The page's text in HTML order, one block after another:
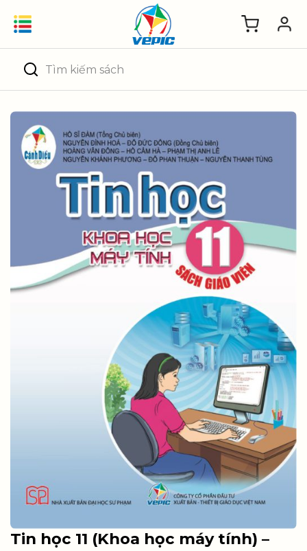
Tìm
kiếm:
Tin học 11 (Khoa học máy tính) –